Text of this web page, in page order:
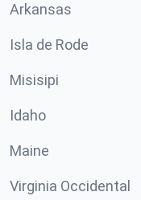
Arkansas
Isla de Rode
Misisipi
Idaho
Maine
Virginia Occidental